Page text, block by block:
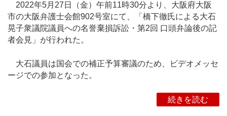
2022年5月27日（金）午前11時30分より、大阪府大阪
市の大阪弁護士会館902号室にて、「橋下徹氏による大石
晃子衆議院議員への名誉棄損訴訟・第2回 口頭弁論後の記
者会見」が行われた。
大石議員は国会での補正予算審議のため、ビデオメッセ
ージでの参加となった。
続きを読む